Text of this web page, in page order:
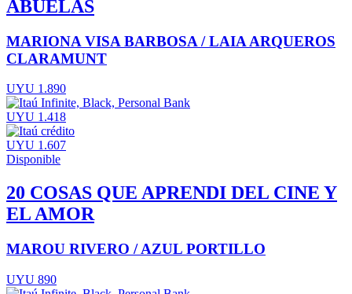
ABUELAS
MARIONA VISA BARBOSA / LAIA ARQUEROS
CLARAMUNT
UYU 1.890
UYU 1.418
UYU 1.607
Disponible
20 COSAS QUE APRENDI DEL CINE Y
EL AMOR
MAROU RIVERO / AZUL PORTILLO
UYU 890